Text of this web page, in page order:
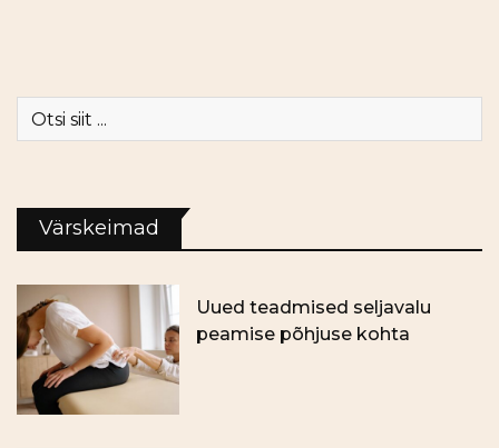
Värskeimad
Uued teadmised seljavalu
peamise põhjuse kohta